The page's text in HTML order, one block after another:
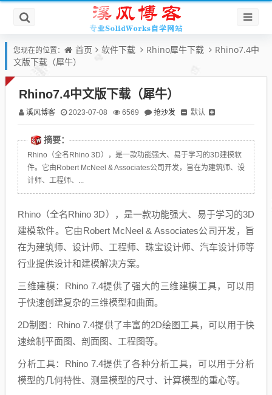
您现在的位置： 首页 软件下载 Rhino犀牛下载
Rhino7.4中
文版下载（犀牛）
Rhino7.4中文版下载（犀牛）
溪风博客 2023-07-08 6569 抢沙发 默认
摘要：
Rhino（全名Rhino 3D），是一款功能强大、易于学习的3D建模软
件。它由Robert McNeel & Associates公司开发，旨在为建筑师、设
计师、工程师、...
Rhino（全名Rhino 3D），是一款功能强大、易于学习的3D
建模软件。它由Robert McNeel & Associates公司开发，旨
在为建筑师、设计师、工程师、珠宝设计师、汽车设计师等
行业提供设计和建模解决方案。
三维建模：Rhino 7.4提供了强大的三维建模工具，可以用
于快速创建复杂的三维模型和曲面。
2D制图：Rhino 7.4提供了丰富的2D绘图工具，可以用于快
速绘制平面图、剖面图、工程图等。
分析工具：Rhino 7.4提供了各种分析工具，可以用于分析
模型的几何特性、测量模型的尺寸、计算模型的重心等。